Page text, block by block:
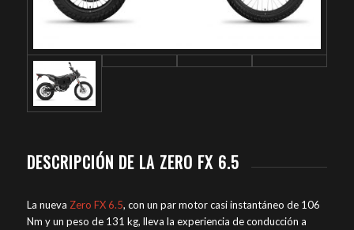
DESCRIPCIÓN DE LA ZERO FX 6.5
La nueva Zero FX 6.5, con un par motor casi instantáneo de 106
Nm y un peso de 131 kg, lleva la experiencia de conducción a